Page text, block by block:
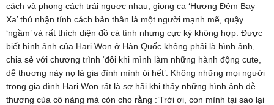
cách và phong cách trái ngược nhau, giọng ca ‘Hương Đêm Bay
Xa’ thú nhận tính cách bản thân là một người mạnh mẽ, quậy
‘ngầm’ và rất thích diện đồ cá tính nhưng cực kỳ không hợp. Được
biết hình ảnh của Hari Won ở Hàn Quốc không phải là hình ảnh,
chia sẻ với chương trình ‘đôi khi mình làm những hành động cute,
dễ thương này nọ là gia đình mình ói hết’. Không những mọi người
trong gia đình Hari Won rất là sợ hãi khi thấy những hình ảnh dễ
thương của cô nàng mà còn cho rằng :’Trời ơi, con mình tại sao lại